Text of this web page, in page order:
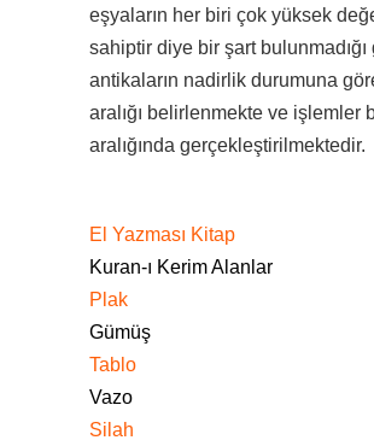
eşyaların her biri çok yüksek
sahiptir diye bir şart bulunmadığı
antikaların nadirlik durumuna
aralığı belirlenmekte ve işlemler
aralığında gerçekleştirilmektedir.
El Yazması Kitap
Kuran-ı Kerim Alanlar
Plak
Gümüş
Tablo
Vazo
Silah